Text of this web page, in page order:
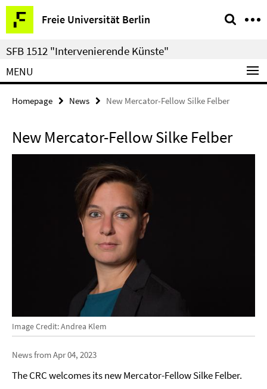
Springe
direkt
zu
Inhalt
Freie Universität Berlin
Service
Navigation
SFB 1512 "Intervenierende Künste"
MENU
Homepage News New Mercator-Fellow Silke Felber
New Mercator-Fellow Silke Felber
Image Credit: Andrea Klem
News from Apr 04, 2023
The CRC welcomes its new Mercator-Fellow Silke Felber.